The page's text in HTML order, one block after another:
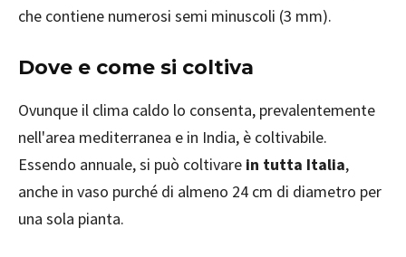
che contiene numerosi semi minuscoli (3 mm).
Dove e come si coltiva
Ovunque il clima caldo lo consenta, prevalentemente
nell'area mediterranea e in India, è coltivabile.
Essendo annuale, si può coltivare in tutta Italia,
anche in vaso purché di almeno 24 cm di diametro per
una sola pianta.